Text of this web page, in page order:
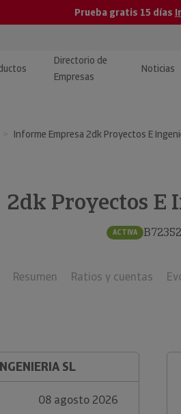
Prueba gratis 15 días
y ERP
· Recuperación de
Directorio de
Empresas
Noticias
y tutoriales
Investigada
Informe Empresa 2dk Proyectos E
2dk Proyectos E
ACTIVA
Resumen Ratios y cuentas
SL
08 agosto 2026